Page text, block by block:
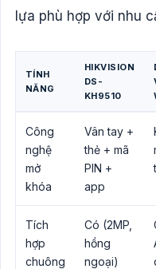
lựa phù hợp với nhu
TÍNH
NĂNG
HIKVISION
DS-
KH9510
Công
nghệ
mở
khóa
Vân tay +
thẻ + mã
PIN +
app
Tích
hợp
chuông
Có (2MP,
hồng
ngoại)